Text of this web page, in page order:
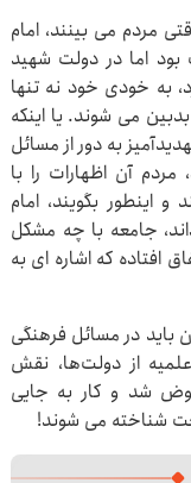
مردم می بینند، امام
اما در دولت شهید
به خودی خود نه تنها
می شوند. یا اینکه
به دور از مسائل
آن اظهارات را با
اینطور بگویند، امام
جامعه با چه مشکل
افتاده که اشاره ای به
باید در مسائل فرهنگی
از دولت‌ها، نقش
عوض شد و کار به جایی
شناخته می شوند!